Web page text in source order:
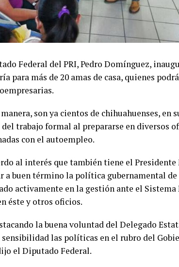
Federal del PRI, Pedro Domínguez,
para más de 20 amas de casa, quienes
son ya cientos de chihuahuenses, en
trabajo formal al prepararse en diversos
con el autoempleo.
al interés que también tiene el
a buen término la política gubernamental
activamente en la gestión ante el
éste y otros oficios.
la buena voluntad del Delegado
las políticas en el rubro del
el Diputado Federal.